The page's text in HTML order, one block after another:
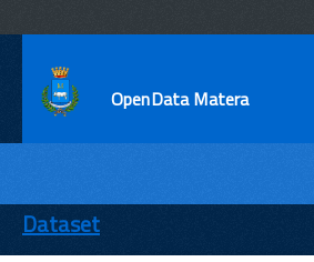
OpenData Matera
ENTI
TEMI
Dataset